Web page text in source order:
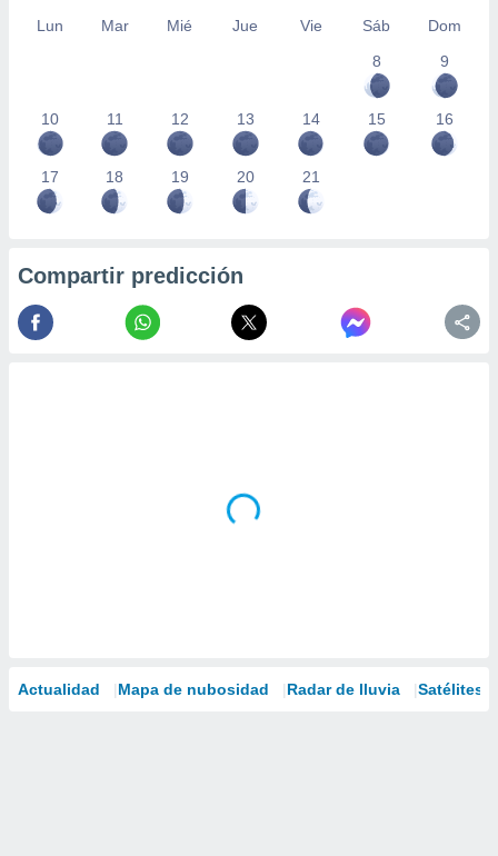
Lun Mar Mié Jue Vie Sáb
Dom
8
9
10 11 12 13 14 15 16
17 18 19 20 21
Compartir predicción
Actualidad Mapa de nubosidad Radar de lluvia Satélites